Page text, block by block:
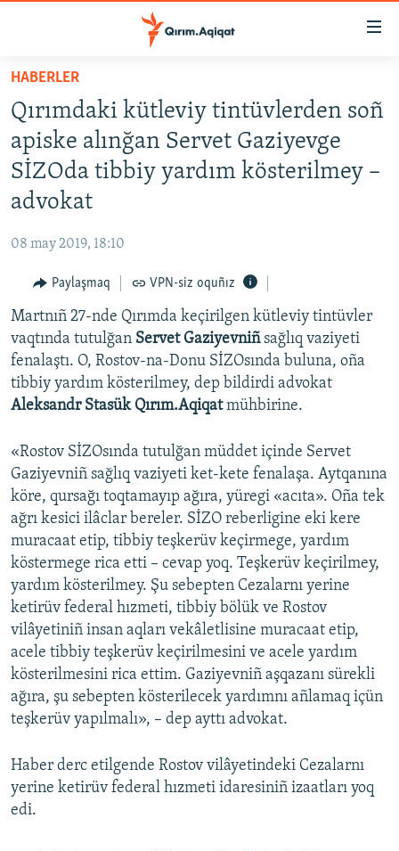
Esas
qaytmaq
Baş
navigatsiyağa
qaytmaq
Qıdıruvğa
HABERLER
SİYASET
İQTİSADİYAT
CEMİYET
İNSAN AQLARI
VİDEO
SÜRET
BLOGLAR
FİKİR
Українською
QOŞULIÑIZ!
RFE/RS bütün saytları
HABERLER
Qırımdaki kütleviy tintüvlerden soñ
apiske alınğan Servet Gaziyevge
SİZOda tibbiy yardım kösterilmey –
advokat
08 may 2019, 18:10
Paylaşmaq VPN-siz oquñız
Martnıñ 27-nde Qırımda keçirilgen kütleviy tintüvler
vaqtında tutulğan Servet Gaziyevniñsağlıq vaziyeti
fenalaştı. O, Rostov-na-Donu SİZOsında buluna, oña
tibbiy yardım kösterilmey, dep bildirdi advokat
Aleksandr Stasük Qırım.Aqiqatmühbirine.
«Rostov SİZOsında tutulğan müddet içinde Servet
Gaziyevniñ sağlıq vaziyeti ket-kete fenalaşa. Aytqanına
köre, qursağı toqtamayıp ağıra, yüregi «acıta». Oña tek
ağrı kesici ilâclar bereler. SİZO reberligine eki kere
muracaat etip, tibbiy teşkerüv keçirmege, yardım
köstermege rica etti – cevap yoq. Teşkerüv keçirilmey,
yardım kösterilmey. Şu sebepten Cezalarnı yerine
ketirüv federal hızmeti, tibbiy bölük ve Rostov
vilâyetiniñ insan aqları vekâletlisine muracaat etip,
acele tibbiy teşkerüv keçirilmesini ve acele yardım
kösterilmesini rica ettim. Gaziyevniñ aşqazanı sürekli
ağıra, şu sebepten kösterilecek yardımnı añlamaq içün
teşkerüv yapılmalı», – dep ayttı advokat.
Haber derc etilgende Rostov vilâyetindeki Cezalarnı
yerine ketirüv federal hızmeti idaresiniñ izaatları yoq
edi.